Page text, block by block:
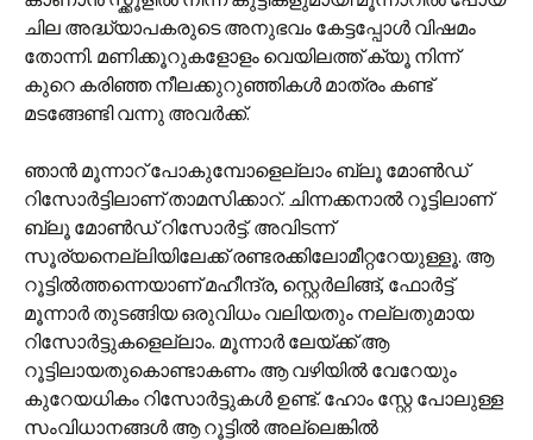
ചില അദ്ധ്യാപകരുടെ അനുഭവം കേട്ടപ്പോള്‍ വിഷമം
തോന്നി. മണിക്കൂറുകളോളം വെയിലത്ത് ക്യൂ നിന്ന്
കുറെ കരിഞ്ഞ നീലക്കുറുഞ്ഞികള്‍ മാത്രം കണ്ട്
മടങ്ങേണ്ടി വന്നു അവര്‍ക്ക്.
ഞാന്‍ മൂന്നാറ് പോകുമ്പോളെല്ലാം ബ്ലൂ മോണ്‍‌ഡ്
റിസോര്‍ട്ടിലാണ് താമസിക്കാറ്. ചിന്നക്കനാല്‍ റൂട്ടിലാണ്
ബ്ലൂ മോണ്‍‌ഡ് റിസോര്‍ട്ട്. അവിടന്ന്
സൂര്യനെല്ലിയിലേക്ക് രണ്ടരക്കിലോമീറ്ററേയുള്ളൂ. ആ
റൂട്ടില്‍ത്തന്നെയാണ് മഹീന്ദ്ര, സ്റ്റെര്‍ലിങ്ങ്, ഫോര്‍ട്ട്
മൂന്നാര്‍ തുടങ്ങിയ ഒരുവിധം വലിയതും നല്ലതുമായ
റിസോര്‍ട്ടുകളെല്ലാം. മൂന്നാര്‍ ലേയ്‌ക്ക് ആ
റൂട്ടിലായതുകൊണ്ടാകണം ആ വഴിയില്‍ വേറേയും
കുറേയധികം റിസോര്‍ട്ടുകള്‍ ഉണ്ട്. ഹോം സ്റ്റേ പോലുള്ള
സംവിധാനങ്ങള്‍ ആ റൂട്ടില്‍ അല്ലെങ്കില്‍